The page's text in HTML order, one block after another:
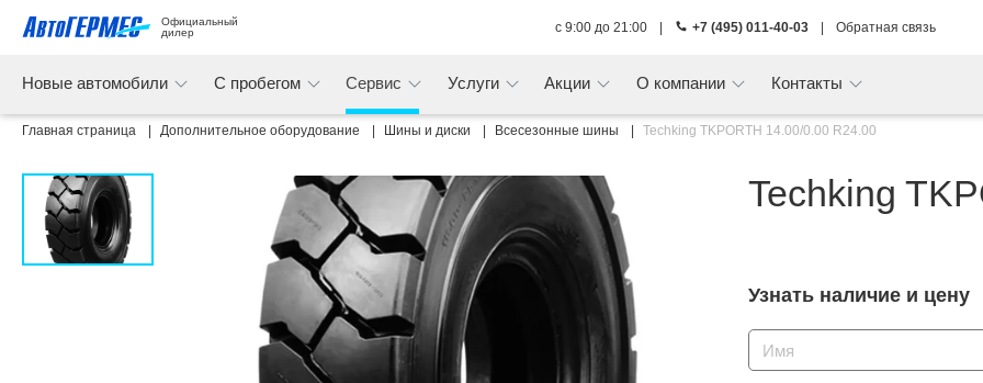
Официальный
дилер
с 9:00 до 21:00 +7 (495) 011-40-03 Обратная связь
Новые автомобили С пробегом Сервис Услуги Акции О компании Контакты
Главная страница Дополнительное оборудование Шины и диски Всесезонные шины Techking TKPORTH 14.00/0.00 R24.00
Techking
Узнать наличие и цену